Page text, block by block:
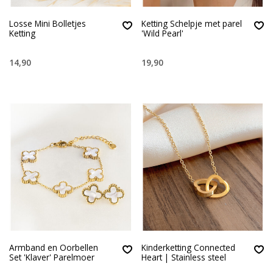
Losse Mini Bolletjes
Ketting
14,90
Ketting Schelpje met parel
'Wild Pearl'
19,90
Armband en Oorbellen
Set 'Klaver' Parelmoer
Kinderketting Connected
Heart | Stainless steel